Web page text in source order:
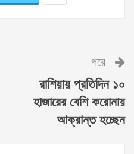
পরে
রাশিয়ায় প্রতিদিন ১০
হাজারের বেশি করোনায়
আক্রান্ত হচ্ছেন